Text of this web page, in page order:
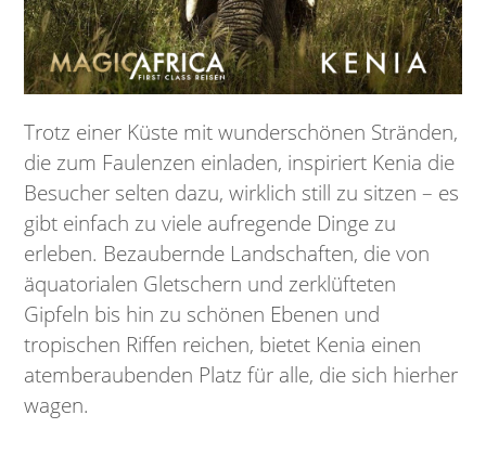
Trotz einer Küste mit wunderschönen Stränden,
die zum Faulenzen einladen, inspiriert Kenia die
Besucher selten dazu, wirklich still zu sitzen – es
gibt einfach zu viele aufregende Dinge zu
erleben. Bezaubernde Landschaften, die von
äquatorialen Gletschern und zerklüfteten
Gipfeln bis hin zu schönen Ebenen und
tropischen Riffen reichen, bietet Kenia einen
atemberaubenden Platz für alle, die sich hierher
wagen.